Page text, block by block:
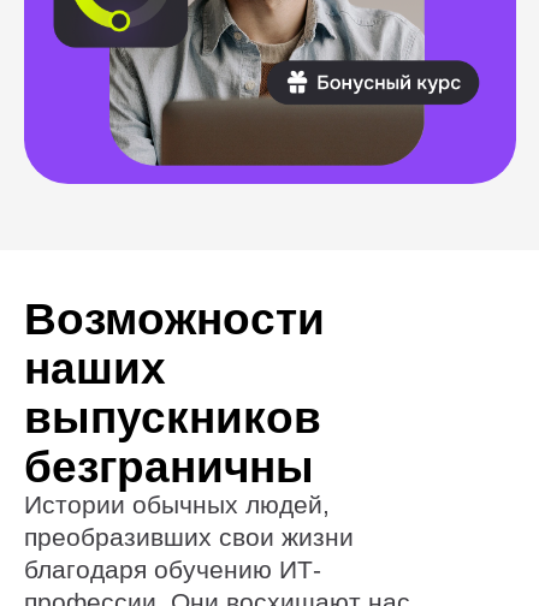
благодаря обучению ИТ-
профессии. Они восхищают нас
своей силой и вдохновляют
на подобные перемены.
Как стать тестировщиком,
лежа на больничной
койке
Алексей Дубовский